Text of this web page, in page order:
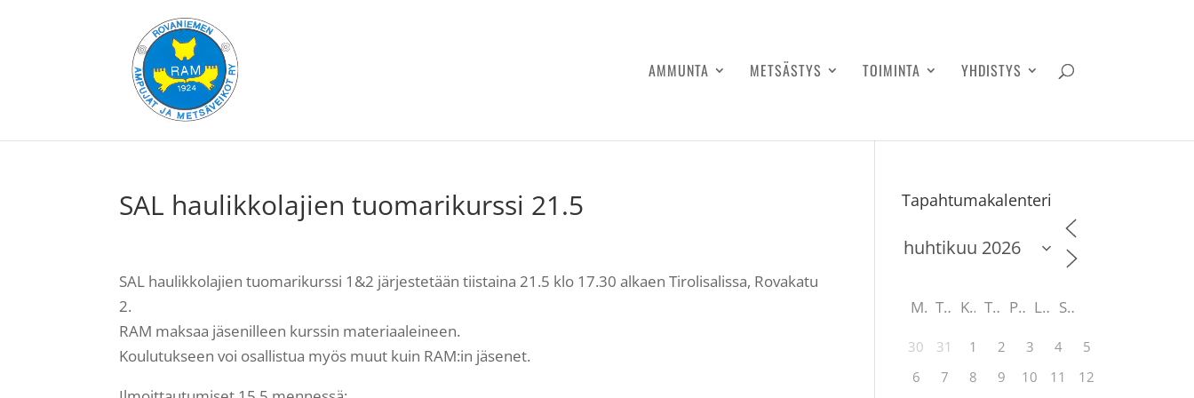
AMMUNTA METSÄSTYS TOIMINTA YHDISTYS
SAL haulikkolajien tuomarikurssi 21.5
SAL haulikkolajien tuomarikurssi 1&2 järjestetään tiistaina 21.5 klo 17.30 alkaen Tirolisalissa, Rovakatu
2.
RAM maksaa jäsenilleen kurssin materiaaleineen.
Koulutukseen voi osallistua myös muut kuin RAM:in jäsenet.
Tapahtumakalenteri
M T K T P L S
30 31 1 2 3 4
5
6
7 8 9 10 11
12